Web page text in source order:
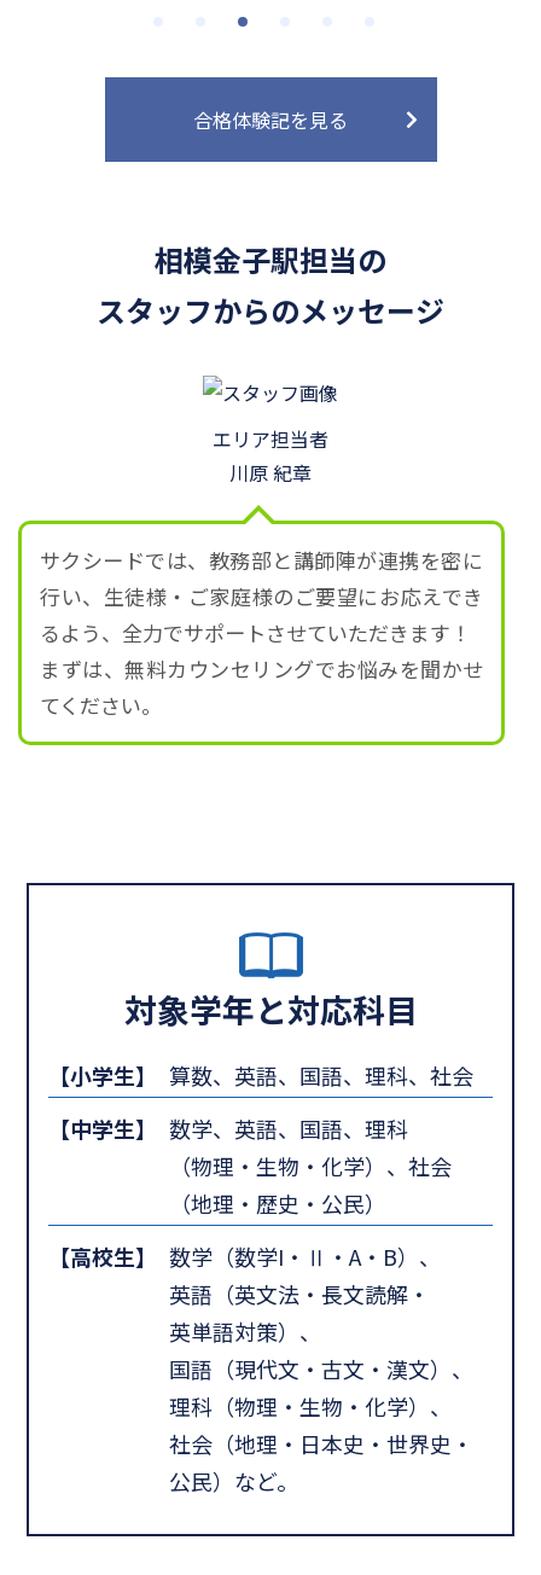
合格体験記を見る
相模金子駅担当の
スタッフからのメッセージ
エリア担当者
川原 紀章
サクシードでは、教務部と講師陣が連携を密に
行い、生徒様・ご家庭様のご要望にお応えでき
るよう、全力でサポートさせていただきます！
まずは、無料カウンセリングでお悩みを聞かせ
てください。
対象学年と対応科目
【小学生】
算数、英語、国語、理科、社会
【中学生】
数学、英語、国語、理科
（物理・生物・化学）、社会
（地理・歴史・公民）
【高校生】
数学（数学I・Ⅱ・A・B）、
英語（英文法・長文読解・
英単語対策）、
国語（現代文・古文・漢文）、
理科（物理・生物・化学）、
社会（地理・日本史・世界史・
公民）など。